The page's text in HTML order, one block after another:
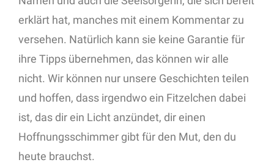
erklärt hat, manches mit einem Kommentar zu
versehen. Natürlich kann sie keine Garantie für
ihre Tipps übernehmen, das können wir alle
nicht. Wir können nur unsere Geschichten teilen
und hoffen, dass irgendwo ein Fitzelchen dabei
ist, das dir ein Licht anzündet, dir einen
Hoffnungsschimmer gibt für den Mut, den du
heute brauchst.